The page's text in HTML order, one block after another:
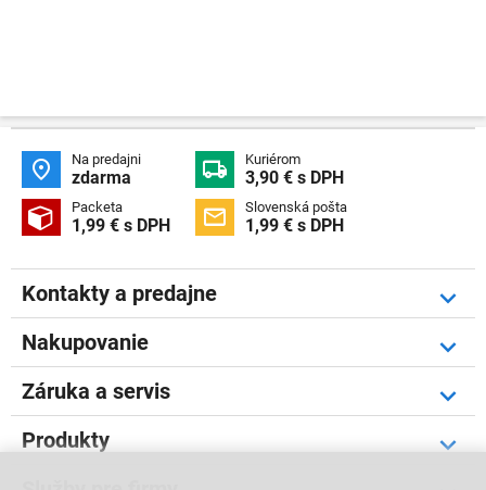
 Na predajni
zdarma  Kuriérom
3,90 € s DPH
 Packeta
1,99 € s DPH  Slovenská pošta
1,99 € s DPH
Kontakty a predajne
Nakupovanie
Záruka a servis
Produkty